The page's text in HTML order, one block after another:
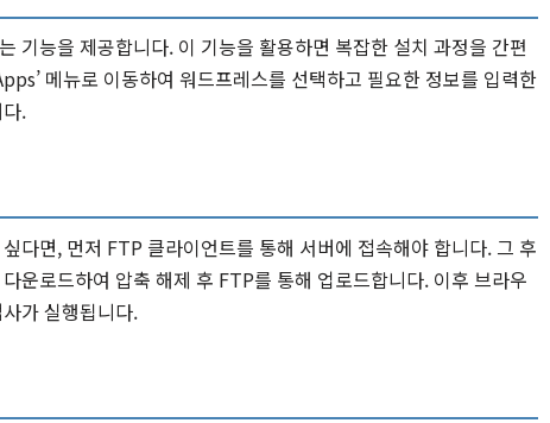
기능을 제공합니다. 이 기능을 활용하면 복잡한 설치 과정을 간편
메뉴로 이동하여 워드프레스를 선택하고 필요한 정보를 입력한
.
다면, 먼저 FTP 클라이언트를 통해 서버에 접속해야 합니다. 그 후
운로드하여 압축 해제 후 FTP를 통해 업로드합니다. 이후 브라우
가 실행됩니다.